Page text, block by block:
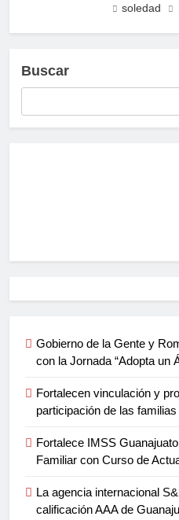
soledad
Buscar
Gobierno de la Gente y
con la Jornada “Adopta un
Fortalecen vinculación y
participación de las familias
Fortalece IMSS
Familiar con Curso de
La agencia internacional
calificación AAA de